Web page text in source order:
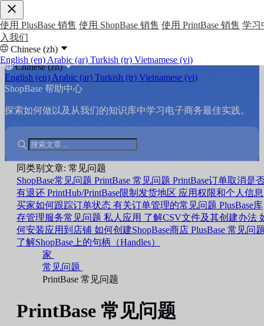
使用 PlusBase 销售 使用 ShopBase 销售 使用 PrintBase 销售 学习
入我们
Chinese (zh)
English (en) Arabic (ar) Turkish (tr) Vietnamese (vi)
Chinese (zh)
English (en) Arabic (ar) Turkish (tr) Vietnamese (vi)
ShopBase 帮助中心
探索如何做以及从我们的知识库中学习电子商务最佳实践。
同类别文章: 常见问题
ShopBase常见问题 PrintBase 常见问题 PrintBase订单取消是
有退还 PrintHub/PrintBase限制发货地区 应用权限和个人信息
买家如何跟踪订单状态 有关订单管理的常见问题 PlusBase库
存管理服务常见问题 私人应用 了解CSV文件及其创建办法
何安装应用到店铺 如何创建ShopBase商店 PlusBase 常见问
了解ShopBase上的句柄（Handles）
家
常见问题
PrintBase 常见问题
PrintBase 常见问题